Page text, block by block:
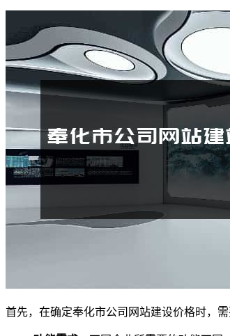
首先，在确定奉化市公司网站建设价格时，需